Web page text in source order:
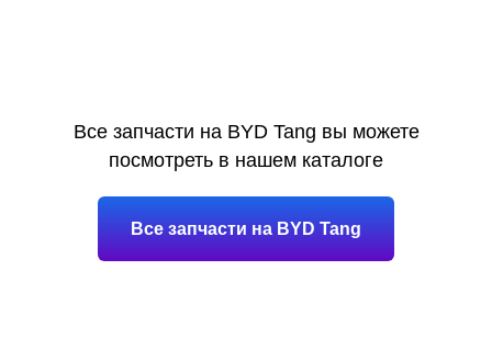
Все запчасти на BYD Tang вы можете
посмотреть в нашем каталоге
Все запчасти на BYD Tang